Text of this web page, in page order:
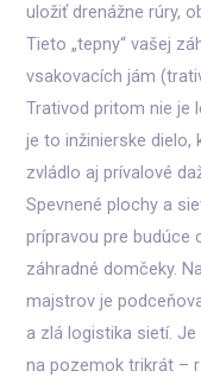
uložiť drenážne rúry,
Tieto „tepny“ vašej
vsakovacích jám
Trativod pritom nie je
je to inžinierske
zvládlo aj prívalové
Spevnené plochy a
prípravou pre budúce
záhradné domčeky.
majstrov je
a zlá logistika sietí.
na pozemok trikrát –